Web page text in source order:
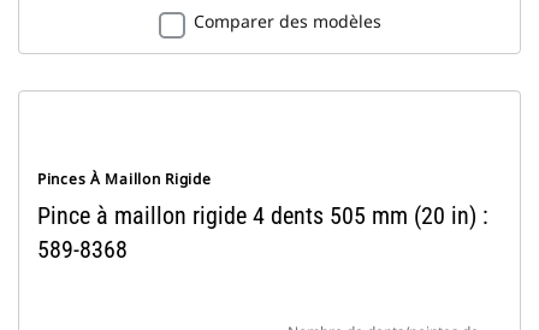
Comparer des modèles
Pinces À Maillon Rigide
Pince à maillon rigide 4 dents 505 mm (20 in) :
589-8368